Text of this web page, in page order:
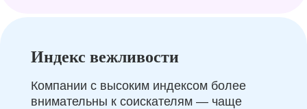
Индекс вежливости
Компании с высоким индексом более
внимательны к соискателям — чаще